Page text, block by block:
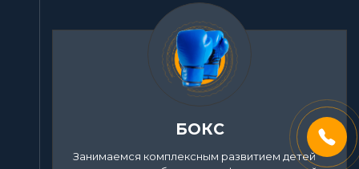
БОКС
Занимаемся комплексным развитием детей